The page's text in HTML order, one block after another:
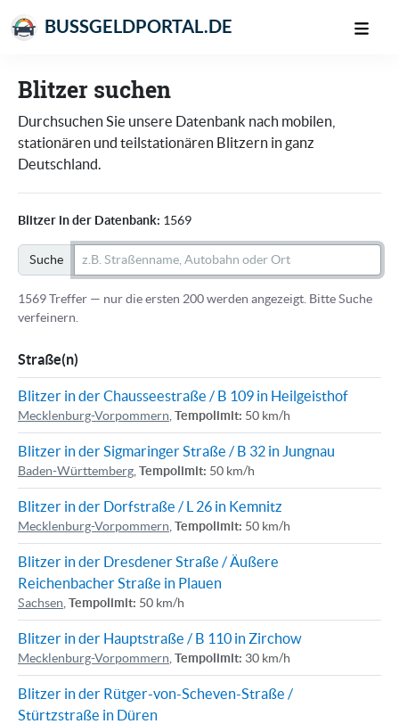
BUSSGELDPORTAL.DE
Blitzer suchen
Durchsuchen Sie unsere Datenbank nach mobilen,
stationären und teilstationären Blitzern in ganz
Deutschland.
Blitzer in der Datenbank: 1569
Suche
1569 Treffer — nur die ersten 200 werden angezeigt. Bitte Suche
verfeinern.
Straße(n)
Blitzer in der Chausseestraße / B 109 in Heilgeisthof
Mecklenburg-Vorpommern Tempolimit: 50 km/h
Blitzer in der Sigmaringer Straße / B 32 in Jungnau
Baden-Württemberg Tempolimit: 50 km/h
Blitzer in der Dorfstraße / L 26 in Kemnitz
Mecklenburg-Vorpommern Tempolimit: 50 km/h
Blitzer in der Dresdener Straße / Äußere
Reichenbacher Straße in Plauen
Sachsen Tempolimit: 50 km/h
Blitzer in der Hauptstraße / B 110 in Zirchow
Mecklenburg-Vorpommern Tempolimit: 30 km/h
Blitzer in der Rütger-von-Scheven-Straße /
Stürtzstraße in Düren